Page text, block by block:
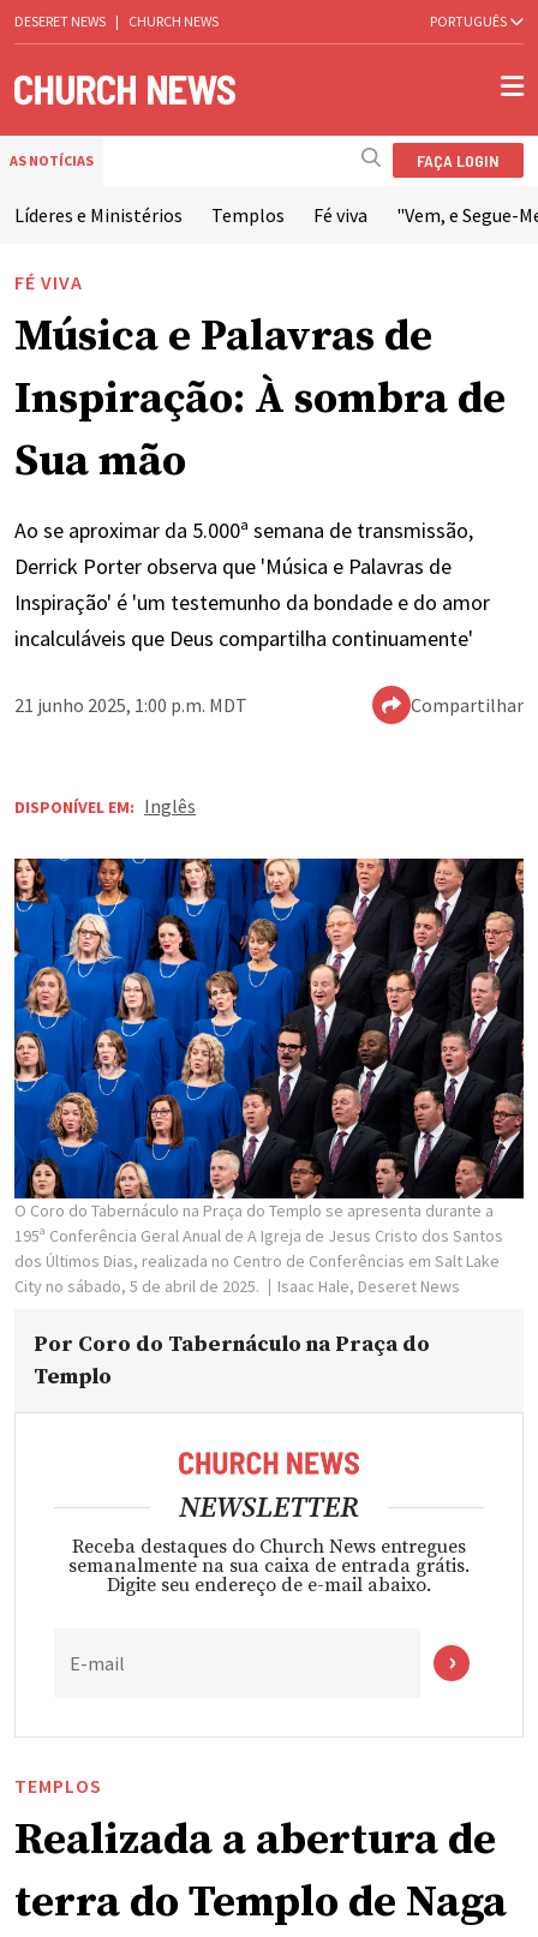
DESERET NEWS | CHURCH NEWS PORTUGUÊS
AS NOTÍCIAS FAÇA LOGIN
Líderes e Ministérios Templos Fé viva "Vem, e Segue-
FÉ VIVA
Música e Palavras de
Inspiração: À sombra de
Sua mão
Ao se aproximar da 5.000ª semana de transmissão,
Derrick Porter observa que 'Música e Palavras de
Inspiração' é 'um testemunho da bondade e do amor
incalculáveis que Deus compartilha continuamente'
21 junho 2025, 1:00 p.m. MDT Compartilhar
DISPONÍVEL EM: Inglês
O Coro do Tabernáculo na Praça do Templo se apresenta durante a
195ª Conferência Geral Anual de A Igreja de Jesus Cristo dos Santos
dos Últimos Dias, realizada no Centro de Conferências em Salt Lake
City no sábado, 5 de abril de 2025.
Isaac Hale, Deseret News
Por Coro do Tabernáculo na Praça do
Templo
NEWSLETTER
Receba destaques do Church News entregues
semanalmente na sua caixa de entrada grátis.
Digite seu endereço de e-mail abaixo.
E-mail
TEMPLOS
Realizada a abertura de
terra do Templo de Naga